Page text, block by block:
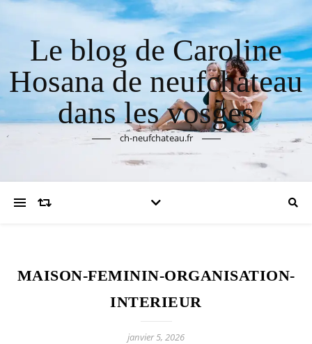
Le blog de Caroline
Hosana de neufchateau
dans les vosges
ch-neufchateau.fr
MAISON-FEMININ-ORGANISATION-
INTERIEUR
janvier 5, 2026